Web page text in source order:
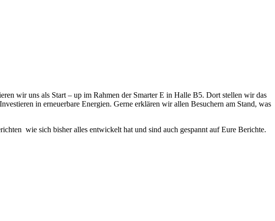
wir uns als Start – up im Rahmen der Smarter E in Halle B5. Dort stellen wir das
in erneuerbare Energien. Gerne erklären wir allen Besuchern am Stand, was
wie sich bisher alles entwickelt hat und sind auch gespannt auf Eure Berichte.